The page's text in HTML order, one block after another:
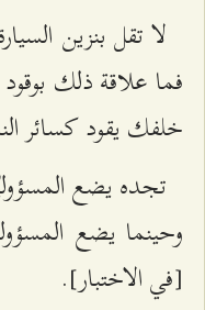
لا تقل بنزين
فما علاقة ذلك
خلفك يقود كسائر
تجده يضع
وحينما يضع
[في الاختبار].